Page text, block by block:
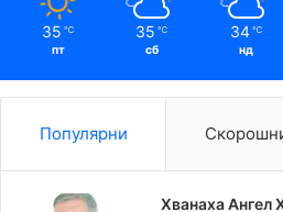
35 ℃
пт
35 ℃
сб
34 ℃
нд
Популярни
Хванаха Ангел